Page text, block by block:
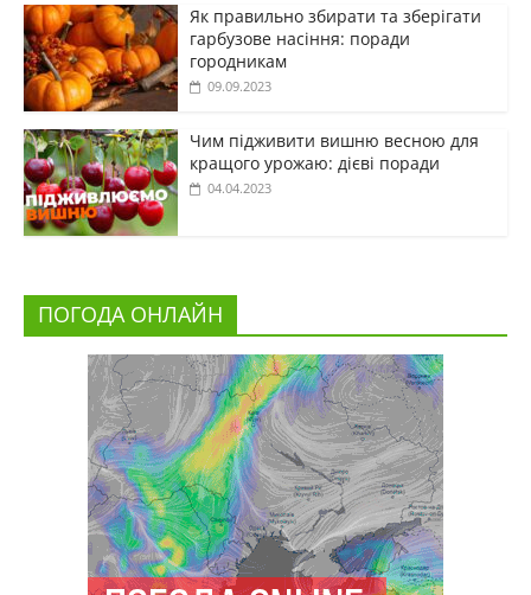
Як правильно збирати та зберігати
гарбузове насіння: поради
городникам
09.09.2023
Чим підживити вишню весною для
кращого урожаю: дієві поради
04.04.2023
ПОГОДА ОНЛАЙН